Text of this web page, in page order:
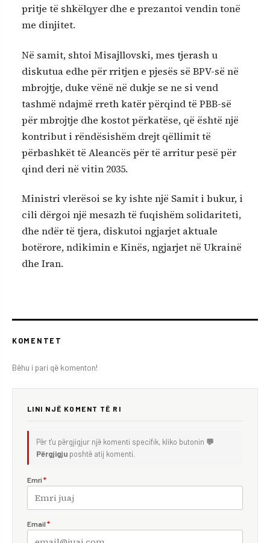
pritje të shkëlqyer dhe e prezantoi vendin tonë
me dinjitet.
Në samit, shtoi Misajllovski, mes tjerash u
diskutua edhe për rritjen e pjesës së BPV-së në
mbrojtje, duke vënë në dukje se ne si vend
tashmë ndajmë rreth katër përqind të PBB-së
për mbrojtje dhe kostot përkatëse, që është një
kontribut i rëndësishëm drejt qëllimit të
përbashkët të Aleancës për të arritur pesë për
qind deri në vitin 2035.
Ministri vlerësoi se ky ishte një Samit i bukur, i
cili dërgoi një mesazh të fuqishëm solidariteti,
dhe ndër të tjera, diskutoi ngjarjet aktuale
botërore, ndikimin e Kinës, ngjarjet në Ukrainë
dhe Iran.
KOMENTET
Bëhu i pari që komenton!
LINI NJË KOMENT TË RI
Për t'u përgjigjur një komenti specifik, kliko butonin 💬
Përgjigju poshtë atij komenti.
Emri *
Email *